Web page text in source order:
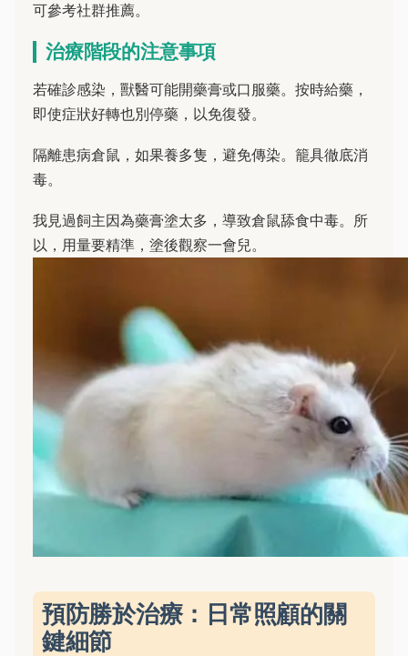
可參考社群推薦。
治療階段的注意事項
若確診感染，獸醫可能開藥膏或口服藥。按時給藥，
即使症狀好轉也別停藥，以免復發。
隔離患病倉鼠，如果養多隻，避免傳染。籠具徹底消
毒。
我見過飼主因為藥膏塗太多，導致倉鼠舔食中毒。所
以，用量要精準，塗後觀察一會兒。
預防勝於治療：日常照顧的關
鍵細節